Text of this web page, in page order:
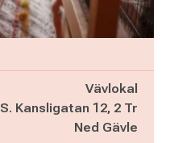
Vävlokal
S. Kansligatan 12, 2 Tr
Ned Gävle